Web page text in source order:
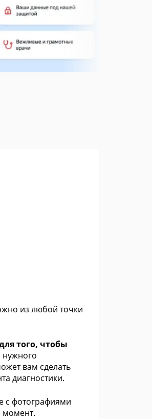
из любой точки
того, чтобы
нужного
вам сделать
диагностики.
с фотографиями
момент.